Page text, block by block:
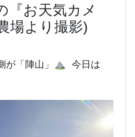
『お天気カメ
場より撮影)
が「陣山」⛰️ 今日は